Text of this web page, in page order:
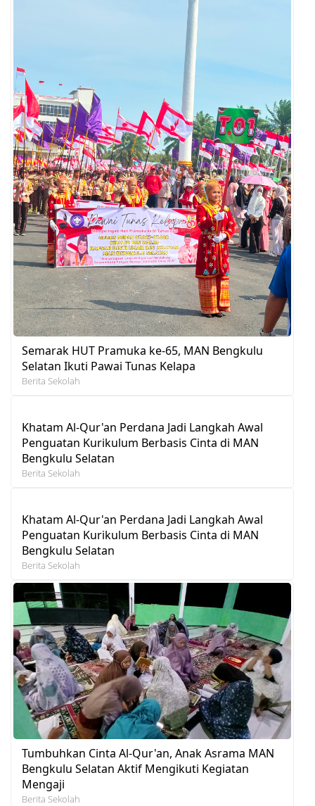
Semarak HUT Pramuka ke-65, MAN Bengkulu
Selatan Ikuti Pawai Tunas Kelapa
Berita Sekolah
Khatam Al-Qur'an Perdana Jadi Langkah Awal
Penguatan Kurikulum Berbasis Cinta di MAN
Bengkulu Selatan
Berita Sekolah
Khatam Al-Qur'an Perdana Jadi Langkah Awal
Penguatan Kurikulum Berbasis Cinta di MAN
Bengkulu Selatan
Berita Sekolah
Tumbuhkan Cinta Al-Qur'an, Anak Asrama MAN
Bengkulu Selatan Aktif Mengikuti Kegiatan
Mengaji
Berita Sekolah